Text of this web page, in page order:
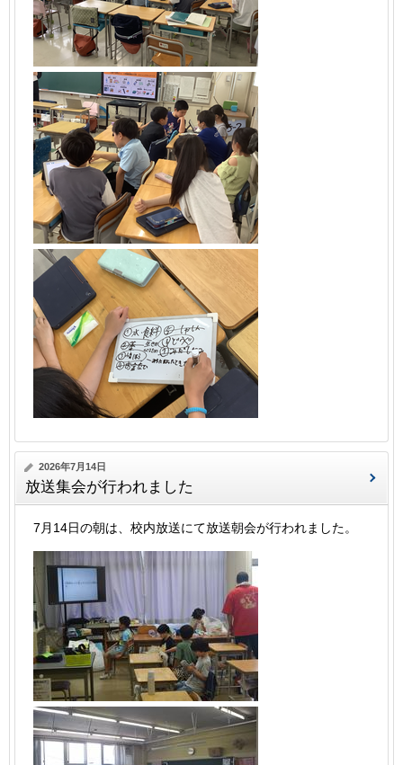
2026年7月14日
放送集会が行われました
7月14日の朝は、校内放送にて放送朝会が行われました。